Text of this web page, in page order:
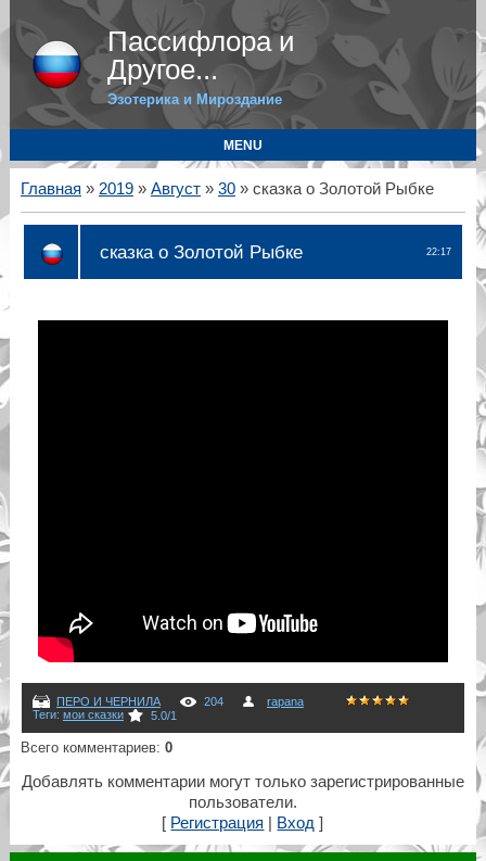
Пассифлора и
Другое...
Эзотерика и Мироздание
MENU
Главная » 2019 » Август » 30» сказка о Золотой Рыбке
22:17
сказка о Золотой Рыбке
ПЕРО И ЧЕРНИЛА 204
rapana
Теги: мои сказки 5.0/1
Всего комментариев: 0
Добавлять комментарии могут только зарегистрированные
пользователи.
[ Регистрация Вход ]